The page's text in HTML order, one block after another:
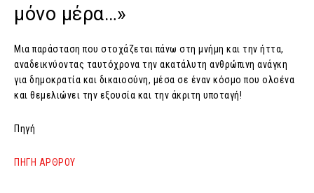
μόνο μέρα…»
Μια παράσταση που στοχάζεται πάνω στη μνήμη και την ήττα,
αναδεικνύοντας ταυτόχρονα την ακατάλυτη ανθρώπινη ανάγκη
για δημοκρατία και δικαιοσύνη, μέσα σε έναν κόσμο που ολοένα
και θεμελιώνει την εξουσία και την άκριτη υποταγή!
Πηγή
ΠΗΓΗ ΑΡΘΡΟΥ